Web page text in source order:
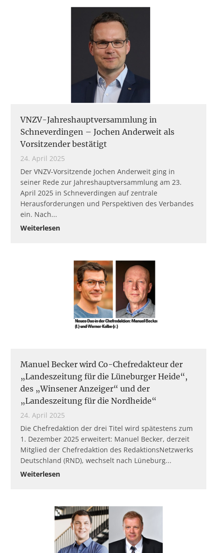
VNZV-Jahreshauptversammlung in
Schneverdingen – Jochen Anderweit als
Vorsitzender bestätigt
24. April 2025
Der VNZV-Vorsitzende Jochen Anderweit ging in
seiner Rede zur Jahreshauptversammlung am 23.
April 2025 in Schneverdingen auf zentrale
Herausforderungen und Perspektiven des Verbandes
ein. Nach
Weiterlesen
Manuel Becker wird Co-Chefredakteur der
„Landeszeitung für die Lüneburger Heide“,
des „Winsener Anzeiger“ und der
„Landeszeitung für die Nordheide“
24. April 2025
Die Chefredaktion der drei Titel wird spätestens zum
1. Dezember 2025 erweitert: Manuel Becker, derzeit
Mitglied der Chefredaktion des RedaktionsNetzwerks
Deutschland (RND), wechselt nach Lüneburg
Weiterlesen